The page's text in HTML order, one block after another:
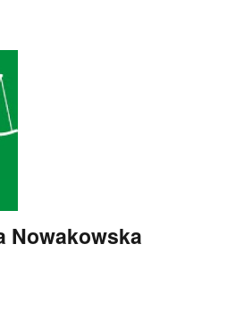
Nowakowska